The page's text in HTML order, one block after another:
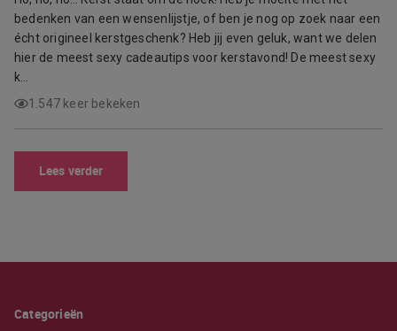
bedenken van een wensenlijstje, of ben je nog op zoek naar een
écht origineel kerstgeschenk? Heb jij even geluk, want we delen
hier de meest sexy cadeautips voor kerstavond! De meest sexy
k…
1.547 keer bekeken
Lees verder
Categorieën